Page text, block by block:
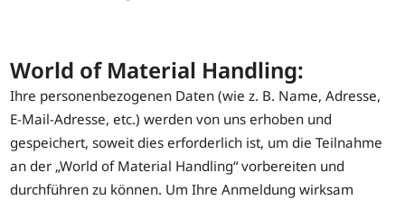
World of Material Handling:
Ihre personenbezogenen Daten (wie z. B. Name, Adresse,
E-Mail-Adresse, etc.) werden von uns erhoben und
gespeichert, soweit dies erforderlich ist, um die Teilnahme
an der „World of Material Handling“ vorbereiten und
durchführen zu können. Um Ihre Anmeldung wirksam